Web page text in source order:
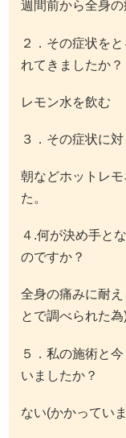
週間前から全身の
２．その症状を
れてきましたか？
レモン水を飲む
３．その症状に
朝などホットレ
た。
４.何が決め手と
のですか？
全身の痛みに耐
とで調べられた為
５．私の施術と
いましたか？
ない(かかってい